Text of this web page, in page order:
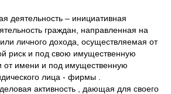
деятельность – инициативная
граждан, направленная на
личного дохода, осуществляемая от
риск и под свою имущественную
от имени и под имущественную
лица - фирмы .
активность , дающая для своего